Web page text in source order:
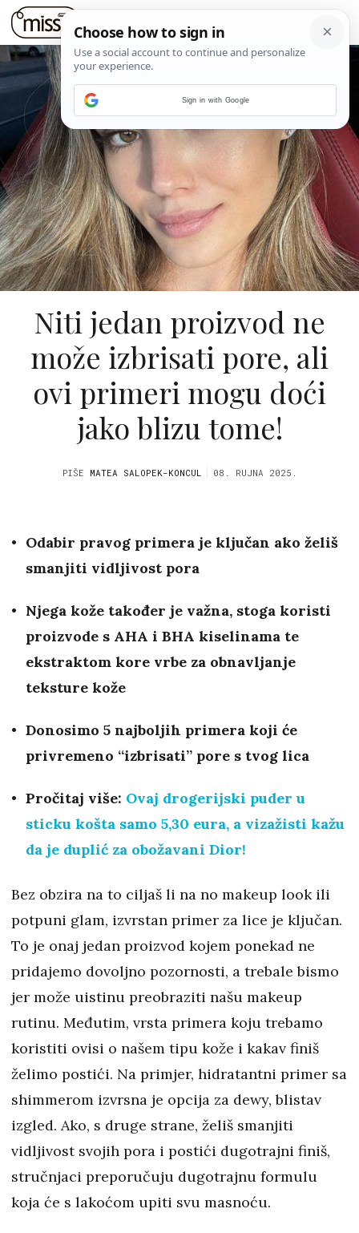
Niti jedan proizvod ne
može izbrisati pore, ali
ovi primeri mogu doći
jako blizu tome!
PIŠE MATEA SALOPEK-KONCUL 08. RUJNA 2025.
Odabir pravog primera je ključan ako želiš
smanjiti vidljivost pora
Njega kože također je važna, stoga koristi
proizvode s AHA i BHA kiselinama te
ekstraktom kore vrbe za obnavljanje
teksture kože
Donosimo 5 najboljih primera koji će
privremeno “izbrisati” pore s tvog lica
Pročitaj više: Ovaj drogerijski puder u
sticku košta samo 5,30 eura, a vizažisti kažu
da je duplić za obožavani Dior!
Bez obzira na to ciljaš li na no makeup look ili
potpuni glam, izvrstan primer za lice je ključan.
To je onaj jedan proizvod kojem ponekad ne
pridajemo dovoljno pozornosti, a trebale bismo
jer može uistinu preobraziti našu makeup
rutinu. Međutim, vrsta primera koju trebamo
koristiti ovisi o našem tipu kože i kakav finiš
želimo postići. Na primjer, hidratantni primer sa
shimmerom izvrsna je opcija za dewy, blistav
izgled. Ako, s druge strane, želiš smanjiti
vidljivost svojih pora i postići dugotrajni finiš,
stručnjaci preporučuju dugotrajnu formulu
koja će s lakoćom upiti svu masnoću.
Sign in with Google